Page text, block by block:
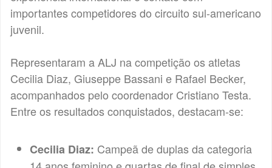
importantes competidores do circuito sul-americano
juvenil.
Representaram a ALJ na competição os atletas
Cecilia Diaz, Giuseppe Bassani e Rafael Becker,
acompanhados pelo coordenador Cristiano Testa.
Entre os resultados conquistados, destacam-se:
Cecilia Diaz: Campeã de duplas da categoria